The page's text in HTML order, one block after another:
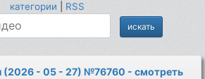
категории RSS
(2026 - 05 - 27) №76760 - смотреть